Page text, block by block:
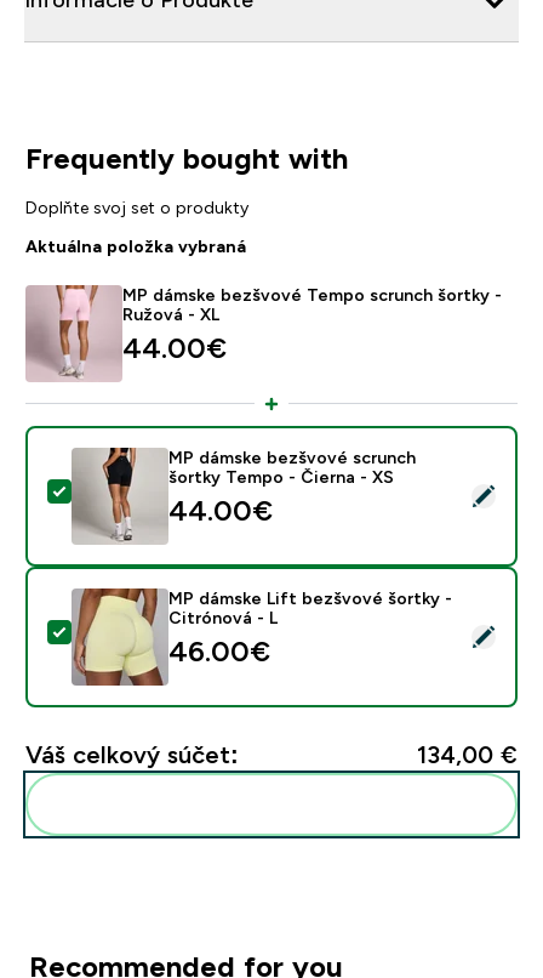
Frequently bought with
Doplňte svoj set o produkty
Aktuálna položka vybraná
MP dámske bezšvové Tempo scrunch šortky -
Ružová - XL
44.00€‎
Vybrať tento produkt - MP dámske bezšvové
MP dámske bezšvové scrunch
šortky Tempo - Čierna - XS
44.00€‎
Vybrať tento produkt - MP dámske Lift bezšvové
MP dámske Lift bezšvové šortky -
Citrónová - L
46.00€‎
Váš celkový súčet: 134,00 €‎
Recommended for you